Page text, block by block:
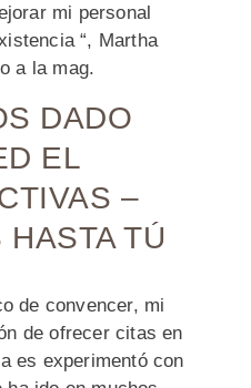
mi personal
“, Martha
a la mag.
DADO
EL
–
TÚ
de convencer, mi
de ofrecer citas en
es experimentó con